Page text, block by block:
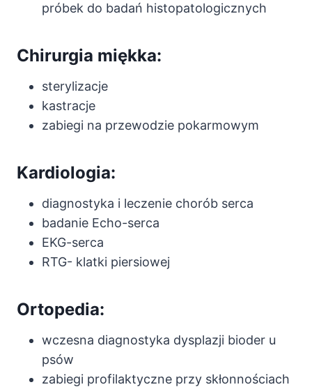
próbek do badań histopatologicznych
Chirurgia miękka:
sterylizacje
kastracje
zabiegi na przewodzie pokarmowym
Kardiologia:
diagnostyka i leczenie chorób serca
badanie Echo-serca
EKG-serca
RTG- klatki piersiowej
Ortopedia:
wczesna diagnostyka dysplazji bioder u
psów
zabiegi profilaktyczne przy skłonnościach